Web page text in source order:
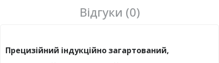
Відгуки (0)
Прецизійний індукційно загартований,